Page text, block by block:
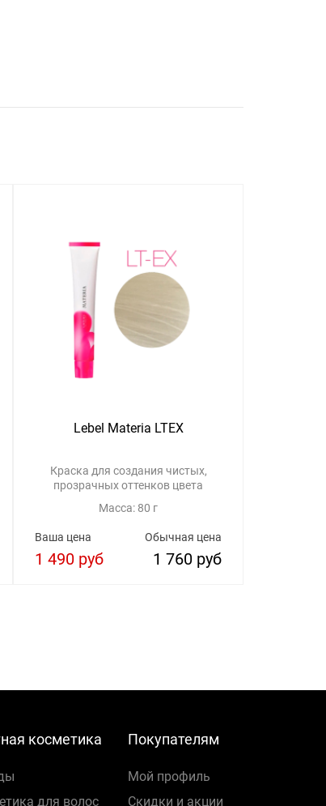
Lebel Materia LTEX
Краска для создания чистых,
прозрачных оттенков цвета
Масса: 80 г
Обычная цена
1 760 руб
Ваша цена
1 490 руб
косметика
для волос
Покупателям
Мой профиль
Скидки и акции